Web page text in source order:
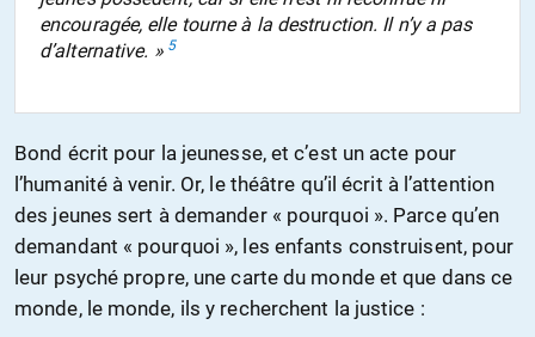
encouragée, elle tourne à la destruction. Il n’y a pas
d’alternative. » 5
Bond écrit pour la jeunesse, et c’est un acte pour
l’humanité à venir. Or, le théâtre qu’il écrit à l’attention
des jeunes sert à demander « pourquoi ». Parce qu’en
demandant « pourquoi », les enfants construisent, pour
leur psyché propre, une carte du monde et que dans ce
monde, le monde, ils y recherchent la justice :